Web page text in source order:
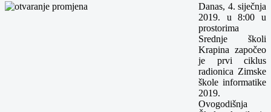
Danas, 4. siječnja
2019. u 8:00 u
prostorima
Srednje školi
Krapina započeo
je prvi ciklus
radionica Zimske
škole informatike
2019.
Ovogodišnja